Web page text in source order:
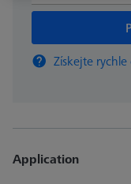
Získejte rychle
Application